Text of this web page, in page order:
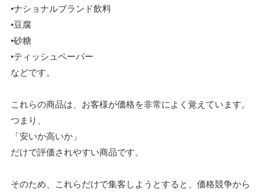
•ナショナルブランド飲料
•豆腐
•砂糖
•ティッシュペーパー
などです。
これらの商品は、お客様が価格を非常によく覚えています。
つまり、
「安いか高いか」
だけで評価されやすい商品です。
そのため、これらだけで集客しようとすると、価格競争から